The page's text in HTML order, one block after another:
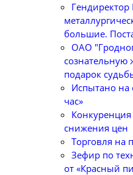
большие.
ОАО
сознательную
подарок
Испытано на
час»
снижения цен
Торговля на
Зефир по
от «Красный